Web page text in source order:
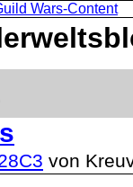
Wars-Content
von